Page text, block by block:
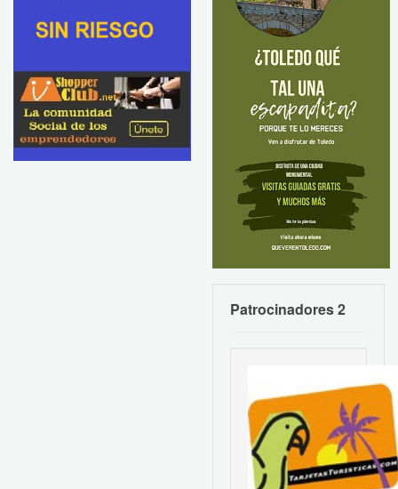
Patrocinadores 2